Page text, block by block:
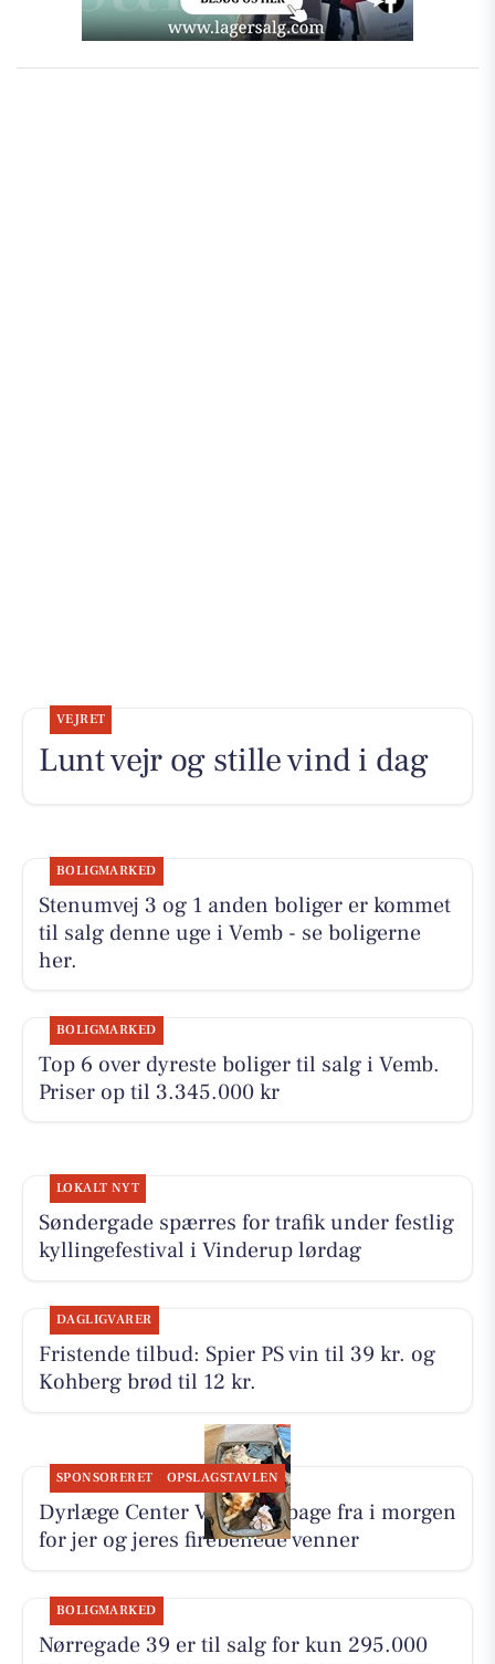
VEJRET
Lunt vejr og stille vind i dag
BOLIGMARKED
Stenumvej 3 og 1 anden boliger er kommet
til salg denne uge i Vemb - se boligerne
her.
BOLIGMARKED
Top 6 over dyreste boliger til salg i Vemb.
Priser op til 3.345.000 kr
LOKALT NYT
Søndergade spærres for trafik under festlig
kyllingefestival i Vinderup lørdag
DAGLIGVARER
Fristende tilbud: Spier PS vin til 39 kr. og
Kohberg brød til 12 kr.
SPONSORERET OPSLAGSTAVLEN
Dyrlæge Center Vest er tilbage fra i morgen
for jer og jeres firebenede venner
BOLIGMARKED
Nørregade 39 er til salg for kun 295.000